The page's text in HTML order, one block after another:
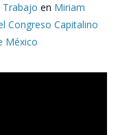
Trabajo en Miriam
Congreso Capitalino
México